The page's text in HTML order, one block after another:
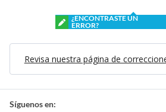
¿ENCONTRASTE UN
ERROR?
Revisa nuestra página de
Síguenos en: